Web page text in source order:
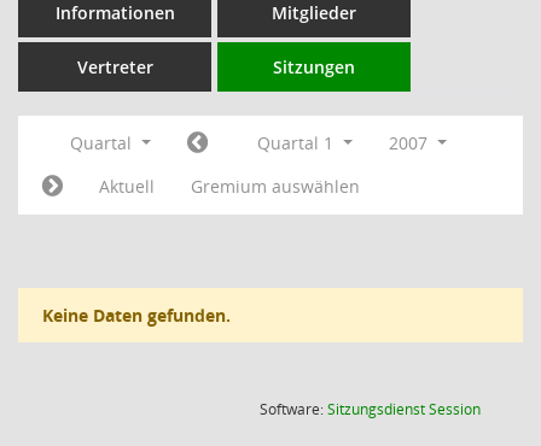
Informationen Mitglieder
Vertreter Sitzungen
Quartal Quartal 1
2007
Aktuell
Gremium auswählen
Keine Daten gefunden.
Software:SitzungsdienstSession(Wird in